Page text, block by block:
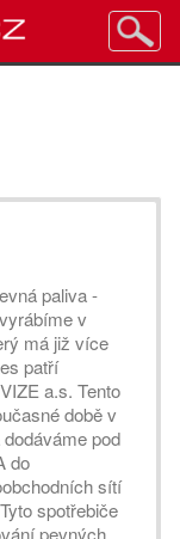
paliva -
v
má již více
patří
a.s. Tento
době v
pod
do
sítí
spotřebiče
pevných